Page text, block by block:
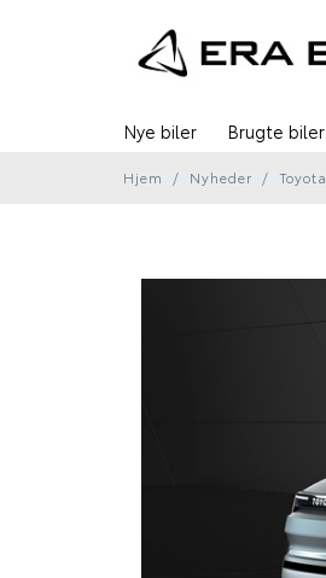
Nye biler Brugte biler
Hjem Nyheder Toyota